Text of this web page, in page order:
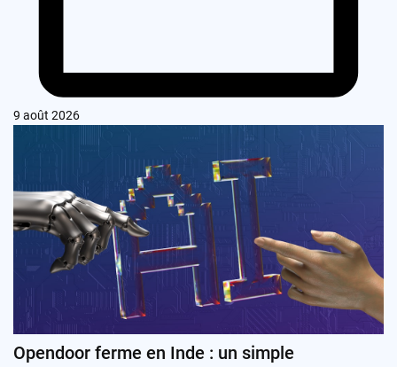
9 août 2026
Opendoor ferme en Inde : un simple